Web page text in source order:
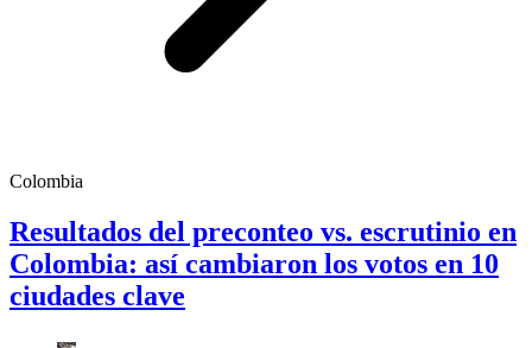
Colombia
Resultados del preconteo vs. escrutinio en
Colombia: así cambiaron los votos en 10
ciudades clave